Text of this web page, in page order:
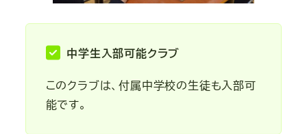
中学生入部可能クラブ
このクラブは、付属中学校の生徒も入部可
能です。